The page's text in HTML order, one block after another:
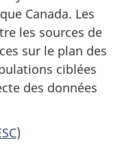
Canada. Les
les sources de
sur le plan des
ciblées
des données